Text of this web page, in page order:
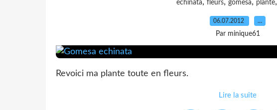
echinata, fleurs, gomesa, plante,
06.07.2012 …
Par minique61
Revoici ma plante toute en fleurs.
Lire la suite